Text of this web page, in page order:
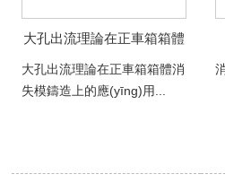
大孔出流理論在正車箱箱體
消失模鑄造上的應(yīng)用
大孔出流理論在正車箱箱體消
失模鑄造上的應(yīng)用...